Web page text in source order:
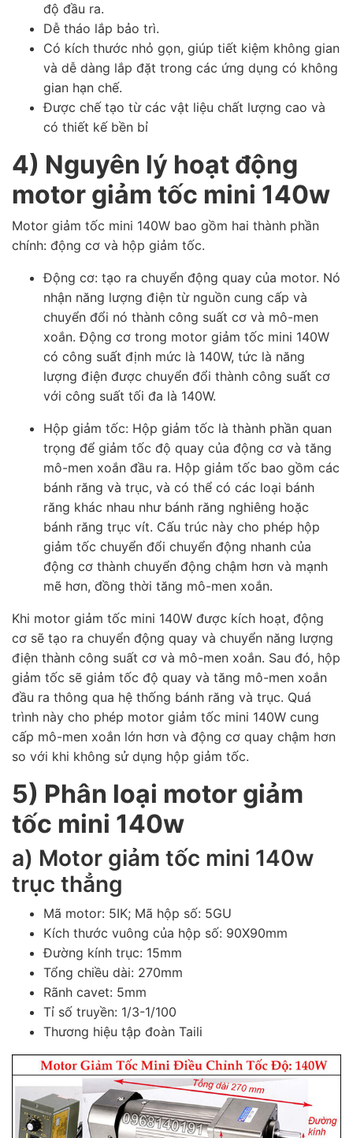
độ đầu ra.
Dễ tháo lắp bảo trì.
Có kích thước nhỏ gọn, giúp tiết kiệm không gian
và dễ dàng lắp đặt trong các ứng dụng có không
gian hạn chế.
Được chế tạo từ các vật liệu chất lượng cao và
có thiết kế bền bỉ
4) Nguyên lý hoạt động
motor giảm tốc mini 140w
Motor giảm tốc mini 140W bao gồm hai thành phần
chính: động cơ và hộp giảm tốc.
Động cơ: tạo ra chuyển động quay của motor. Nó
nhận năng lượng điện từ nguồn cung cấp và
chuyển đổi nó thành công suất cơ và mô-men
xoắn. Động cơ trong motor giảm tốc mini 140W
có công suất định mức là 140W, tức là năng
lượng điện được chuyển đổi thành công suất cơ
với công suất tối đa là 140W.
Hộp giảm tốc: Hộp giảm tốc là thành phần quan
trọng để giảm tốc độ quay của động cơ và tăng
mô-men xoắn đầu ra. Hộp giảm tốc bao gồm các
bánh răng và trục, và có thể có các loại bánh
răng khác nhau như bánh răng nghiêng hoặc
bánh răng trục vít. Cấu trúc này cho phép hộp
giảm tốc chuyển đổi chuyển động nhanh của
động cơ thành chuyển động chậm hơn và mạnh
mẽ hơn, đồng thời tăng mô-men xoắn.
Khi motor giảm tốc mini 140W được kích hoạt, động
cơ sẽ tạo ra chuyển động quay và chuyển năng lượng
điện thành công suất cơ và mô-men xoắn. Sau đó, hộp
giảm tốc sẽ giảm tốc độ quay và tăng mô-men xoắn
đầu ra thông qua hệ thống bánh răng và trục. Quá
trình này cho phép motor giảm tốc mini 140W cung
cấp mô-men xoắn lớn hơn và động cơ quay chậm hơn
so với khi không sử dụng hộp giảm tốc.
5) Phân loại motor giảm
tốc mini 140w
a) Motor giảm tốc mini 140w
trục thẳng
Mã motor: 5IK; Mã hộp số: 5GU
Kích thước vuông của hộp số: 90X90mm
Đường kính trục: 15mm
Tổng chiều dài: 270mm
Rãnh cavet: 5mm
Tỉ số truyền: 1/3-1/100
Thương hiệu tập đoàn Taili